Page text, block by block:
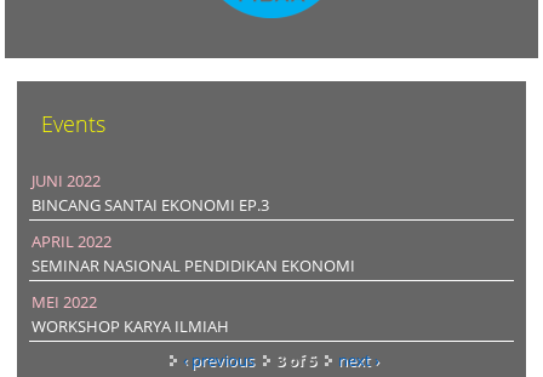
Events
JUNI 2022
BINCANG SANTAI EKONOMI EP.3
APRIL 2022
SEMINAR NASIONAL PENDIDIKAN EKONOMI